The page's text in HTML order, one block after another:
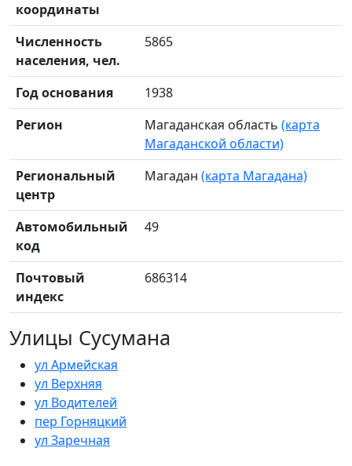
координаты
Численность
населения, чел.
5865
Год основания
1938
Регион
Магаданская область (карта
Магаданской области)
Региональный
центр
Магадан (карта Магадана)
Автомобильный
код
49
Почтовый
индекс
686314
Улицы Сусумана
ул Армейская
ул Верхняя
ул Водителей
пер Горняцкий
ул Заречная